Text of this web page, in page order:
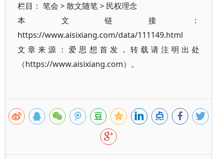
栏目： 笔会 >散文随笔> 民权理念
本文链接：
https://www.aisixiang.com/data/111149.html
文章来源：爱思想首发，转载请注明出处
（https://www.aisixiang.com）。